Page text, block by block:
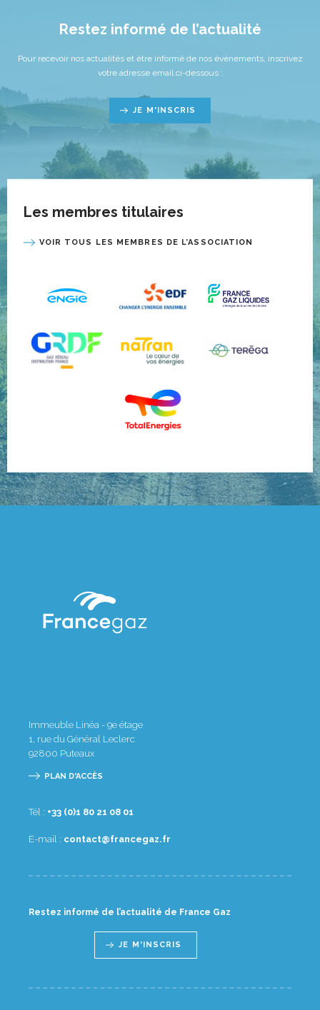
Restez informé de l’actualité
Pour recevoir nos actualités et être informé de nos événements, inscrivez
votre adresse email ci-dessous :
JE M'INSCRIS
Les membres titulaires
VOIR TOUS LES MEMBRES DE L’ASSOCIATION
Immeuble Linéa - 9e étage
1, rue du Général Leclerc
92800 Puteaux
PLAN D'ACCÈS
Tél : 10 80 12 08 1(0) 33+
E-mail : rf.zagecnarf@tcatnoc
Restez informé de l’actualité de France Gaz
JE M'INSCRIS